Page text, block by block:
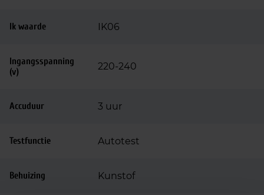
Ik waarde IK06
Ingangsspanning
(v)
220-240
Accuduur 3 uur
Testfunctie Autotest
Behuizing Kunstof